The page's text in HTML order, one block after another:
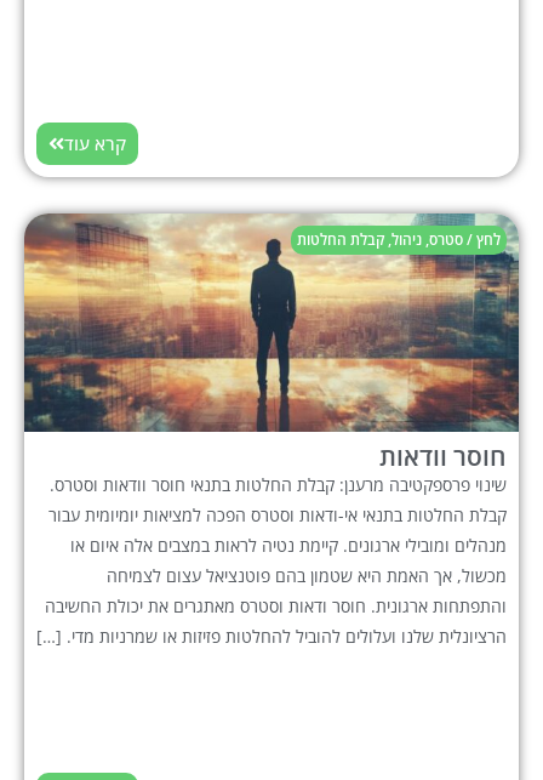
קרא עוד
לחץ / סטרס, ניהול, קבלת החלטות
חוסר וודאות
שינוי פרספקטיבה מרענן: קבלת החלטות בתנאי חוסר וודאות וסטרס.
קבלת החלטות בתנאי אי-ודאות וסטרס הפכה למציאות יומיומית עבור
מנהלים ומובילי ארגונים. קיימת נטיה לראות במצבים אלה איום או
מכשול, אך האמת היא שטמון בהם פוטנציאל עצום לצמיחה
והתפתחות ארגונית. חוסר ודאות וסטרס מאתגרים את יכולת החשיבה
הרציונלית שלנו ועלולים להוביל להחלטות פזיזות או שמרניות מדי. […]